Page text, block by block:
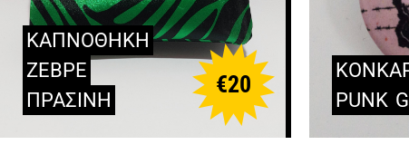
ΚΑΠΝΟΘΗΚΗ
ΖΕΒΡΕ
ΠΡΑΣΙΝΗ
€20
PUNK